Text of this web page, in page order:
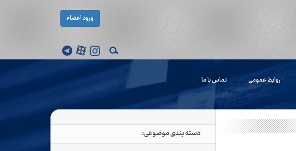
ورود اعضاء
روابط عمومی تماس با ما
دسته بندی موضوعی: